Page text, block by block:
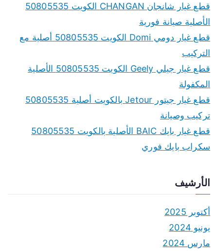
قطع غيار شانجان CHANGAN الكويت 50805535
الأصلية صيانة فورية
قطع غيار دومي Domi الكويت 50805535 أصلية مع
التركيب
قطع غيار جيلي Geely الكويت 50805535 الأصلية
المكفولة
قطع غيار جيتور Jetour بالكويت أصلية 50805535
تركيب وصيانة
قطع غيار بايك BAIC الأصلية بالكويت 50805535
سكراب بايك فوري
الأرشيف
أكتوبر 2025
يونيو 2024
مارس 2024